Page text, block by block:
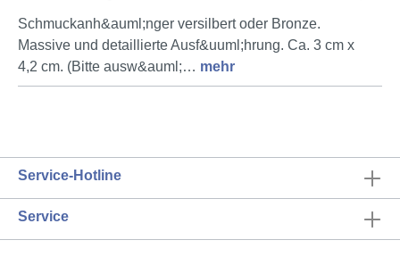
Schmuckanh&auml;nger versilbert oder Bronze.
Massive und detaillierte Ausf&uuml;hrung. Ca. 3 cm x
4,2 cm. (Bitte ausw&auml;… mehr
Service-Hotline
Service